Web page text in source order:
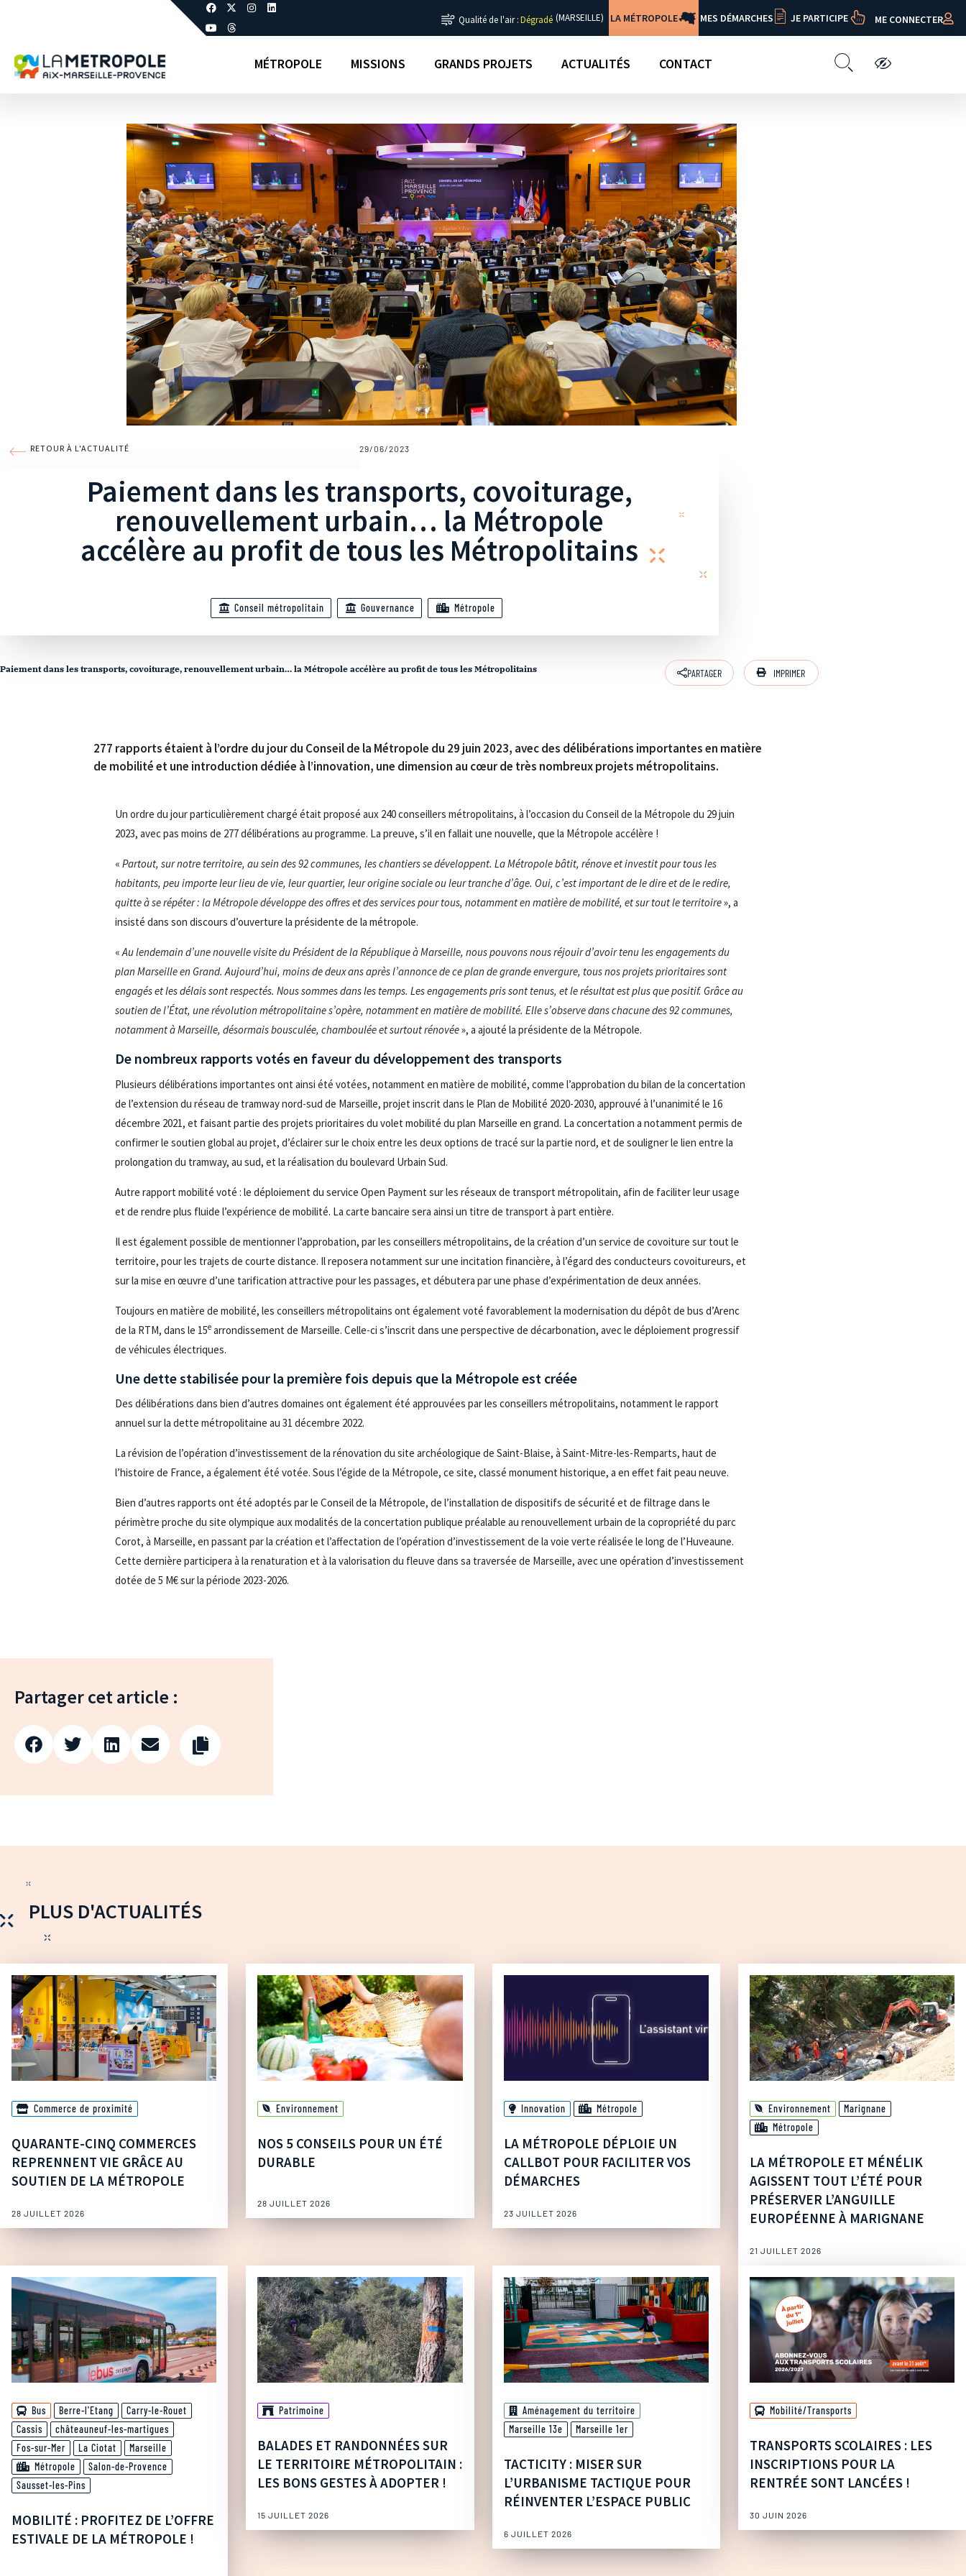
Qualité de l'air :Dégradé (MARSEILLE) LA MÉTROPOLE MES DÉMARCHES JE PARTICIPE ME CONNECTER
MÉTROPOLE MISSIONS GRANDS PROJETS ACTUALITÉS CONTACT
RETOUR À L'ACTUALITÉ 29/06/2023
Paiement dans les transports, covoiturage,
renouvellement urbain… la Métropole
accélère au profit de tous les Métropolitains
Conseil métropolitain Gouvernance Métropole
Paiement dans les transports, covoiturage, renouvellement urbain… la Métropole accélère au profit de tous les Métropolitains PARTAGER IMPRIMER
277 rapports étaient à l’ordre du jour du Conseil de la Métropole du 29 juin 2023, avec des délibérations importantes en matière
de mobilité et une introduction dédiée à l’innovation, une dimension au cœur de très nombreux projets métropolitains.
Un ordre du jour particulièrement chargé était proposé aux 240 conseillers métropolitains, à l’occasion du Conseil de la Métropole du 29 juin
2023, avec pas moins de 277 délibérations au programme. La preuve, s’il en fallait une nouvelle, que la Métropole accélère !
« Partout, sur notre territoire, au sein des 92 communes, les chantiers se développent. La Métropole bâtit, rénove et investit pour tous les
habitants, peu importe leur lieu de vie, leur quartier, leur origine sociale ou leur tranche d’âge. Oui, c’est important de le dire et de le redire,
quitte à se répéter : la Métropole développe des offres et des services pour tous, notamment en matière de mobilité, et sur tout le territoire», a
insisté dans son discours d’ouverture la présidente de la métropole.
«Au lendemain d’une nouvelle visite du Président de la République à Marseille, nous pouvons nous réjouir d’avoir tenu les engagements du
plan Marseille en Grand. Aujourd’hui, moins de deux ans après l’annonce de ce plan de grande envergure, tous nos projets prioritaires sont
engagés et les délais sont respectés. Nous sommes dans les temps. Les engagements pris sont tenus, et le résultat est plus que positif. Grâce au
soutien de l’État, une révolution métropolitaine s’opère, notamment en matière de mobilité. Elle s’observe dans chacune des 92 communes,
notamment à Marseille, désormais bousculée, chamboulée et surtout rénovée», a ajouté la présidente de la Métropole.
De nombreux rapports votés en faveur du développement des transports
Plusieurs délibérations importantes ont ainsi été votées, notamment en matière de mobilité, comme l’approbation du bilan de la concertation
de l’extension du réseau de tramway nord-sud de Marseille, projet inscrit dans le Plan de Mobilité 2020-2030, approuvé à l’unanimité le 16
décembre 2021, et faisant partie des projets prioritaires du volet mobilité du plan Marseille en grand. La concertation a notamment permis de
confirmer le soutien global au projet, d’éclairer sur le choix entre les deux options de tracé sur la partie nord, et de souligner le lien entre la
prolongation du tramway, au sud, et la réalisation du boulevard Urbain Sud.
Autre rapport mobilité voté : le déploiement du service Open Payment sur les réseaux de transport métropolitain, afin de faciliter leur usage
et de rendre plus fluide l’expérience de mobilité. La carte bancaire sera ainsi un titre de transport à part entière.
Il est également possible de mentionner l’approbation, par les conseillers métropolitains, de la création d’un service de covoiture sur tout le
territoire, pour les trajets de courte distance. Il reposera notamment sur une incitation financière, à l’égard des conducteurs covoitureurs, et
sur la mise en œuvre d’une tarification attractive pour les passages, et débutera par une phase d’expérimentation de deux années.
Toujours en matière de mobilité, les conseillers métropolitains ont également voté favorablement la modernisation du dépôt de bus d’Arenc
de la RTM, dans le 15e arrondissement de Marseille. Celle-ci s’inscrit dans une perspective de décarbonation, avec le déploiement progressif
de véhicules électriques.
Une dette stabilisée pour la première fois depuis que la Métropole est créée
Des délibérations dans bien d’autres domaines ont également été approuvées par les conseillers métropolitains, notamment le rapport
annuel sur la dette métropolitaine au 31 décembre 2022.
La révision de l’opération d’investissement de la rénovation du site archéologique de Saint-Blaise, à Saint-Mitre-les-Remparts, haut de
l’histoire de France, a également été votée. Sous l’égide de la Métropole, ce site, classé monument historique, a en effet fait peau neuve.
Bien d’autres rapports ont été adoptés par le Conseil de la Métropole, de l’installation de dispositifs de sécurité et de filtrage dans le
périmètre proche du site olympique aux modalités de la concertation publique préalable au renouvellement urbain de la copropriété du parc
Corot, à Marseille, en passant par la création et l’affectation de l’opération d’investissement de la voie verte réalisée le long de l’Huveaune.
Cette dernière participera à la renaturation et à la valorisation du fleuve dans sa traversée de Marseille, avec une opération d’investissement
dotée de 5 M€ sur la période 2023-2026.
Partager cet article :
PLUS D'ACTUALITÉS
Commerce de proximité
QUARANTE-CINQ COMMERCES
REPRENNENT VIE GRÂCE AU
SOUTIEN DE LA MÉTROPOLE
28 JUILLET 2026
Environnement
NOS 5 CONSEILS POUR UN ÉTÉ
DURABLE
28 JUILLET 2026
Innovation Métropole
LA MÉTROPOLE DÉPLOIE UN
CALLBOT POUR FACILITER VOS
DÉMARCHES
23 JUILLET 2026
Environnement
Marignane
Métropole
LA MÉTROPOLE ET MÉNÉLIK
AGISSENT TOUT L’ÉTÉ POUR
PRÉSERVER L’ANGUILLE
EUROPÉENNE À MARIGNANE
21 JUILLET 2026
Bus Berre-l'Etang
Carry-le-Rouet
Cassis
châteauneuf-les-martigues
Fos-sur-Mer
La Ciotat
Marseille
Métropole
Salon-de-Provence
Sausset-les-Pins
MOBILITÉ : PROFITEZ DE L’OFFRE
ESTIVALE DE LA MÉTROPOLE !
Patrimoine
BALADES ET RANDONNÉES SUR
LE TERRITOIRE MÉTROPOLITAIN :
LES BONS GESTES À ADOPTER !
15 JUILLET 2026
Aménagement du territoire
Marseille 13e
Marseille 1er
TACTICITY : MISER SUR
L’URBANISME TACTIQUE POUR
RÉINVENTER L’ESPACE PUBLIC
6 JUILLET 2026
Mobilité/Transports
TRANSPORTS SCOLAIRES : LES
INSCRIPTIONS POUR LA
RENTRÉE SONT LANCÉES !
30 JUIN 2026